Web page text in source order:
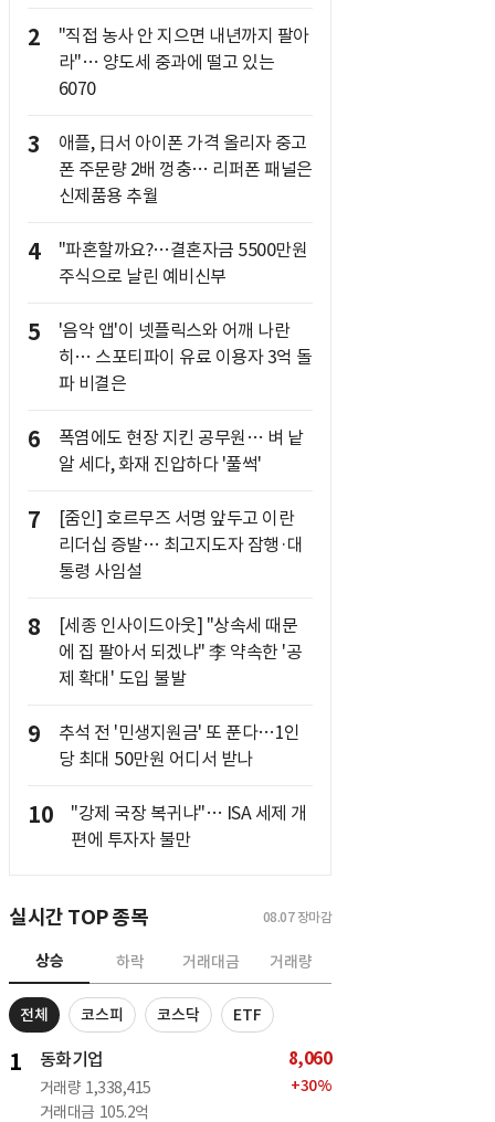
2
"직접 농사 안 지으면 내년까지 팔아
라"… 양도세 중과에 떨고 있는
6070
3
애플, 日서 아이폰 가격 올리자 중고
폰 주문량 2배 껑충… 리퍼폰 패널은
신제품용 추월
4
"파혼할까요?…결혼자금 5500만원
주식으로 날린 예비신부
5
'음악 앱'이 넷플릭스와 어깨 나란
히… 스포티파이 유료 이용자 3억 돌
파 비결은
6
폭염에도 현장 지킨 공무원… 벼 낱
알 세다, 화재 진압하다 '풀썩'
7
[줌인] 호르무즈 서명 앞두고 이란
리더십 증발… 최고지도자 잠행·대
통령 사임설
8
[세종 인사이드아웃] "상속세 때문
에 집 팔아서 되겠냐" 李 약속한 '공
제 확대' 도입 불발
9
추석 전 '민생지원금' 또 푼다…1인
당 최대 50만원 어디서 받나
10
"강제 국장 복귀냐"… ISA 세제 개
편에 투자자 불만
실시간 TOP 종목 08.07 장마감
상승 하락 거래대금 거래량
전체 코스피 코스닥 ETF
1 동화기업
거래량 1,338,415
거래대금 105.2억
8,060
+30%